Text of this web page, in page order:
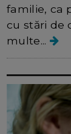
familie, ca
cu stări de
multe...